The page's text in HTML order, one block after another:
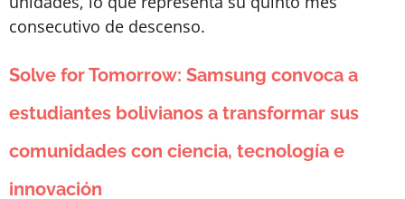
consecutivo de descenso.
Solve for Tomorrow: Samsung convoca a
estudiantes bolivianos a transformar sus
comunidades con ciencia, tecnología e
innovación